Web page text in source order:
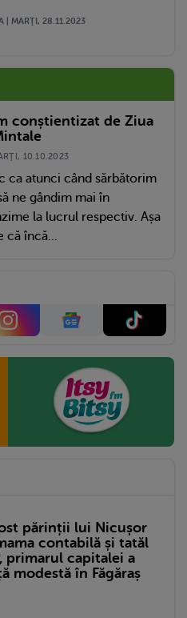
| MARŢI, 28.11.2023
conștientizat de Ziua
10.10.2023
ca atunci când sărbătorim
ne gândim mai în
la lucrul respectiv. Așa
că încă...
părinții lui Nicușor
contabilă și tatăl
primarul capitalei a
modestă în Făgăraș